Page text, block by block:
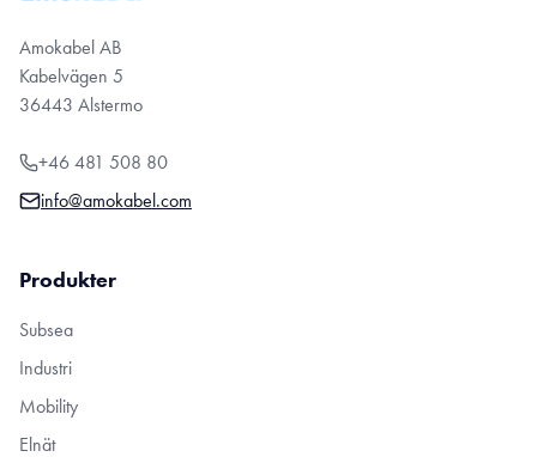
Amokabel AB
Kabelvägen 5
36443 Alstermo
+46 481 508 80
info@amokabel.com
Produkter
Subsea
Industri
Mobility
Elnät